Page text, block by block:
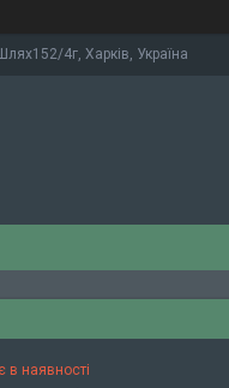
4г, Харків, Україна
в наявності